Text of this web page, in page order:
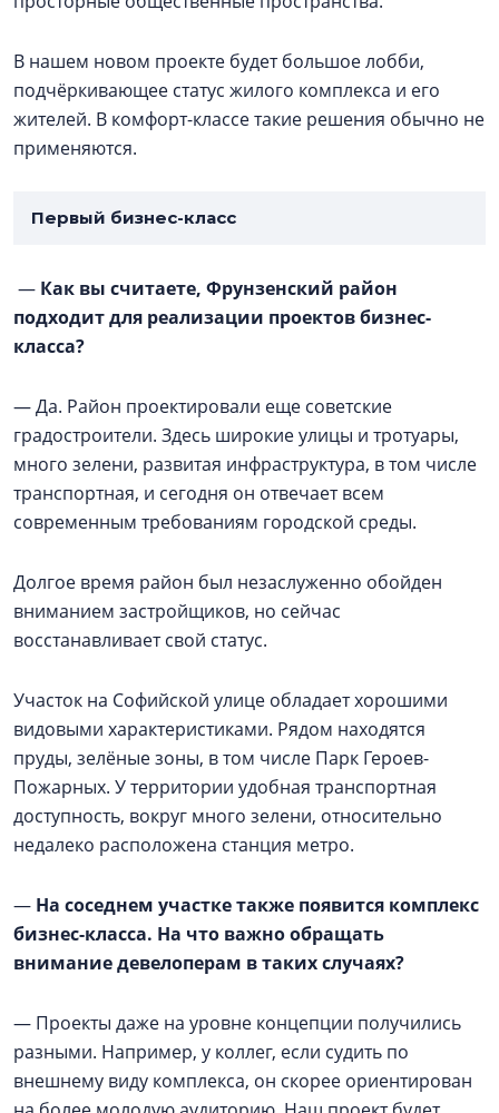
В нашем новом проекте будет большое лобби,
подчёркивающее статус жилого комплекса и его
жителей. В комфорт-классе такие решения обычно не
применяются.
Первый бизнес-класс
— Как вы считаете, Фрунзенский район
подходит для реализации проектов бизнес-
класса?
— Да. Район проектировали еще советские
градостроители. Здесь широкие улицы и тротуары,
много зелени, развитая инфраструктура, в том числе
транспортная, и сегодня он отвечает всем
современным требованиям городской среды.
Долгое время район был незаслуженно обойден
вниманием застройщиков, но сейчас
восстанавливает свой статус.
Участок на Софийской улице обладает хорошими
видовыми характеристиками. Рядом находятся
пруды, зелёные зоны, в том числе Парк Героев-
Пожарных. У территории удобная транспортная
доступность, вокруг много зелени, относительно
недалеко расположена станция метро.
— На соседнем участке также появится комплекс
бизнес-класса. На что важно обращать
внимание девелоперам в таких случаях?
— Проекты даже на уровне концепции получились
разными. Например, у коллег, если судить по
внешнему виду комплекса, он скорее ориентирован